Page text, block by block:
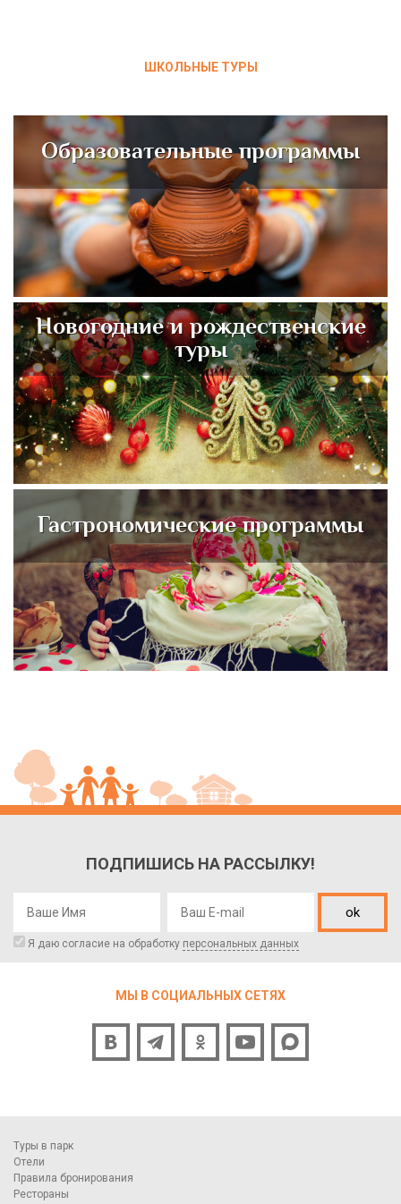
ШКОЛЬНЫЕ ТУРЫ
Образовательные программы
Новогодние и рождественские
туры
Гастрономические программы
ПОДПИШИСЬ НА РАССЫЛКУ!
ok
Я даю согласие на обработку персональных данных
МЫ В СОЦИАЛЬНЫХ СЕТЯХ
Туры в парк
Отели
Правила бронирования
Рестораны